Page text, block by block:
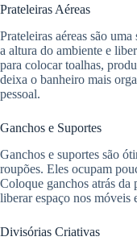
Prateleiras Aéreas
Prateleiras aéreas são
a altura do ambiente e
para colocar toalhas,
deixa o banheiro mais
pessoal.
Ganchos e Suportes
Ganchos e suportes são
roupões. Eles ocupam
Coloque ganchos atrás da
liberar espaço nos móveis
Divisórias Criativas